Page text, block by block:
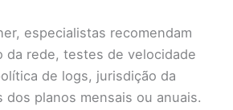
especialistas recomendam
da rede, testes de velocidade
de logs, jurisdição da
dos planos mensais ou anuais.